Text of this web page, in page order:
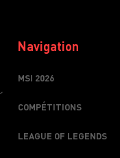
Navigation
MSI 2026
COMPÉTITIONS
LEAGUE OF LEGENDS